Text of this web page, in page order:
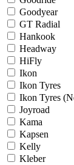
Goodyear
GT Radial
Hankook
Headway
HiFly
Ikon
Ikon Tyres
Ikon Tyres
Joyroad
Kama
Kapsen
Kelly
Kleber